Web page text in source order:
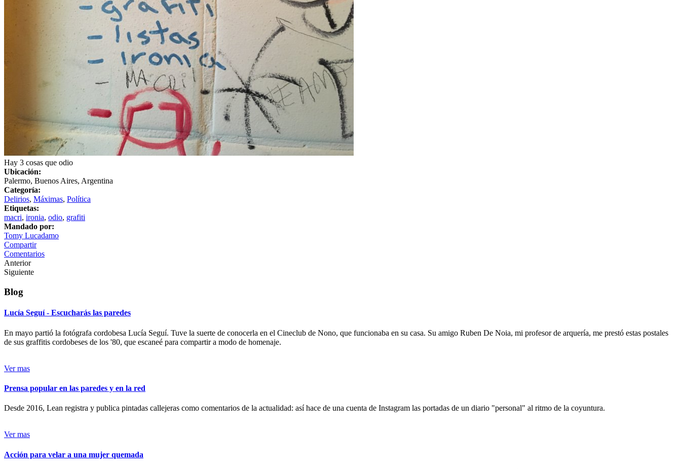
Hay 3 cosas que odio
Ubicación:
Palermo, Buenos Aires, Argentina
Categoría:
Delirios, Máximas, Política
Etiquetas:
macri, ironia, odio, grafiti
Mandado por:
Tomy Lucadamo
Compartir
Comentarios
Anterior
Siguiente
Blog
Lucía Seguí - Escucharás las paredes
En mayo partió la fotógrafa cordobesa Lucía Seguí. Tuve la suerte de conocerla en el Cineclub de Nono, que funcionaba en su casa. Su amigo Ruben De Noia, mi profesor de arquería, me prestó estas postales
de sus graffitis cordobeses de los '80, que escaneé para compartir a modo de homenaje.
Ver mas
Prensa popular en las paredes y en la red
Desde 2016, Lean registra y publica pintadas callejeras como comentarios de la actualidad: así hace de una cuenta de Instagram las portadas de un diario "personal" al ritmo de la coyuntura.
Ver mas
Acción para velar a una mujer quemada